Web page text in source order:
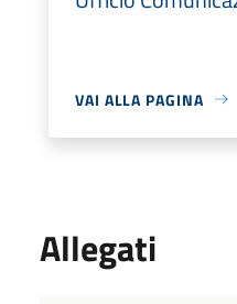
VAI ALLA PAGINA
Allegati